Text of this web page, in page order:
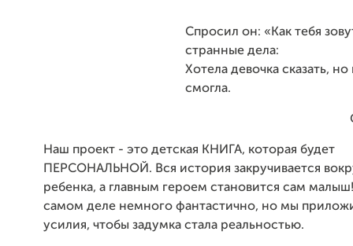
Спросил он: «Как тебя
странные дела:
Хотела девочка сказать,
смогла.
Наш проект - это детская КНИГА, которая будет
ПЕРСОНАЛЬНОЙ. Вся история закручивается
ребенка, а главным героем становится сам
самом деле немного фантастично, но мы
усилия, чтобы задумка стала реальностью.